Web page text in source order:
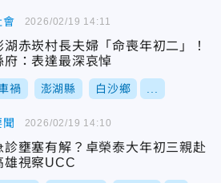
會
湖赤崁村長夫婦「命喪年初二」！
府：表達最深哀悼
禍 澎湖縣 白沙鄉
2026/02/19 14:11
聞
診壅塞有解？卓榮泰大年初三親赴
雄視察UCC
2026/02/19 14:10